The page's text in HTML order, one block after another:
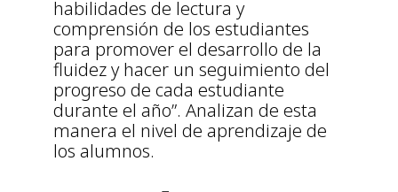
habilidades de lectura y
comprensión de los estudiantes
para promover el desarrollo de la
fluidez y hacer un seguimiento del
progreso de cada estudiante
durante el año”. Analizan de esta
manera el nivel de aprendizaje de
los alumnos.